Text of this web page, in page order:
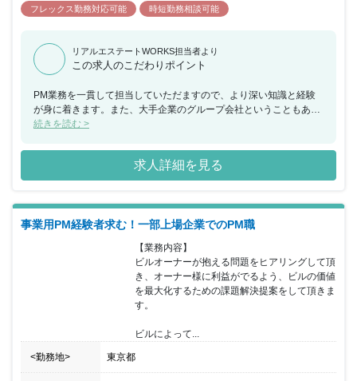
フレックス勤務対応可能
時短勤務相談可能
リアルエステートWORKS担当者より
この求人のこだわりポイント
PM業務を一貫して担当していただますので、より深い知識と経験
が身に着きます。また、大手企業のグループ会社ということもあ
り、研修が充実しております。ベースのPM経験は必要となります
続きを読む >
求人詳細を見る
事業用PM経験者求む！一部上場企業でのPM職
【業務内容】
ビルオーナーが抱える問題をヒアリングして頂
き、オーナー様に利益がでるよう、ビルの価値
を最大化するための課題解決提案をして頂きま
す。
ビルによって...
<勤務地> 東京都